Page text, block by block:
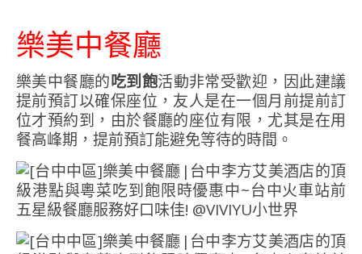
樂美中餐廳
樂美中餐廳的吃到飽活動非常受歡迎，因此建議
提前預訂以確保座位，友人是在一個月前提前訂
位才預約到，由於餐廳的座位有限，尤其是在用
餐高峰期，提前預訂能避免等待的時間。